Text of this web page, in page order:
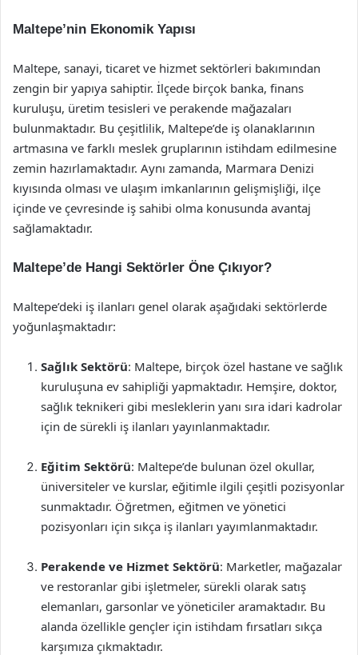
Maltepe’nin Ekonomik Yapısı
Maltepe, sanayi, ticaret ve hizmet sektörleri bakımından
zengin bir yapıya sahiptir. İlçede birçok banka, finans
kuruluşu, üretim tesisleri ve perakende mağazaları
bulunmaktadır. Bu çeşitlilik, Maltepe’de iş olanaklarının
artmasına ve farklı meslek gruplarının istihdam edilmesine
zemin hazırlamaktadır. Aynı zamanda, Marmara Denizi
kıyısında olması ve ulaşım imkanlarının gelişmişliği, ilçe
içinde ve çevresinde iş sahibi olma konusunda avantaj
sağlamaktadır.
Maltepe’de Hangi Sektörler Öne Çıkıyor?
Maltepe’deki iş ilanları genel olarak aşağıdaki sektörlerde
yoğunlaşmaktadır:
Sağlık Sektörü: Maltepe, birçok özel hastane ve sağlık
kuruluşuna ev sahipliği yapmaktadır. Hemşire, doktor,
sağlık teknikeri gibi mesleklerin yanı sıra idari kadrolar
için de sürekli iş ilanları yayınlanmaktadır.
Eğitim Sektörü: Maltepe’de bulunan özel okullar,
üniversiteler ve kurslar, eğitimle ilgili çeşitli pozisyonlar
sunmaktadır. Öğretmen, eğitmen ve yönetici
pozisyonları için sıkça iş ilanları yayımlanmaktadır.
Perakende ve Hizmet Sektörü: Marketler, mağazalar
ve restoranlar gibi işletmeler, sürekli olarak satış
elemanları, garsonlar ve yöneticiler aramaktadır. Bu
alanda özellikle gençler için istihdam fırsatları sıkça
karşımıza çıkmaktadır.